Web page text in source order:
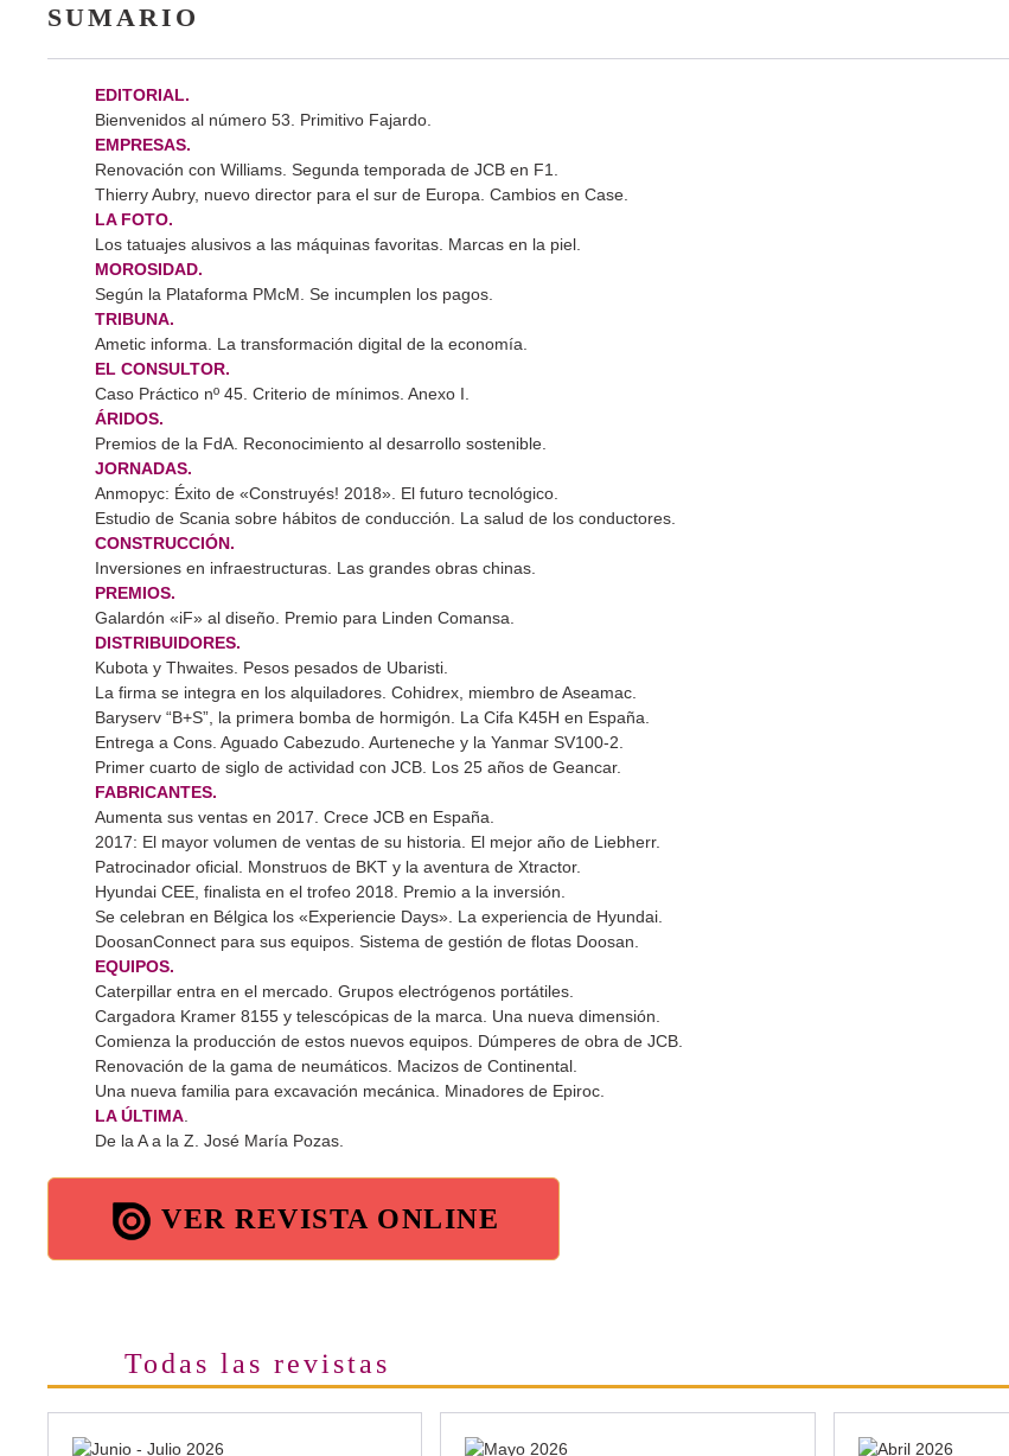
SUMARIO
EDITORIAL.
Bienvenidos al número 53. Primitivo Fajardo.
EMPRESAS.
Renovación con Williams. Segunda temporada de JCB en F1.
Thierry Aubry, nuevo director para el sur de Europa. Cambios en Case.
LA FOTO.
Los tatuajes alusivos a las máquinas favoritas. Marcas en la piel.
MOROSIDAD.
Según la Plataforma PMcM. Se incumplen los pagos.
TRIBUNA.
Ametic informa. La transformación digital de la economía.
EL CONSULTOR.
Caso Práctico nº 45. Criterio de mínimos. Anexo I.
ÁRIDOS.
Premios de la FdA. Reconocimiento al desarrollo sostenible.
JORNADAS.
Anmopyc: Éxito de «Construyés! 2018». El futuro tecnológico.
Estudio de Scania sobre hábitos de conducción. La salud de los conductores.
CONSTRUCCIÓN.
Inversiones en infraestructuras. Las grandes obras chinas.
PREMIOS.
Galardón «iF» al diseño. Premio para Linden Comansa.
DISTRIBUIDORES.
Kubota y Thwaites. Pesos pesados de Ubaristi.
La firma se integra en los alquiladores. Cohidrex, miembro de Aseamac.
Baryserv “B+S”, la primera bomba de hormigón. La Cifa K45H en España.
Entrega a Cons. Aguado Cabezudo. Aurteneche y la Yanmar SV100-2.
Primer cuarto de siglo de actividad con JCB. Los 25 años de Geancar.
FABRICANTES.
Aumenta sus ventas en 2017. Crece JCB en España.
2017: El mayor volumen de ventas de su historia. El mejor año de Liebherr.
Patrocinador oficial. Monstruos de BKT y la aventura de Xtractor.
Hyundai CEE, finalista en el trofeo 2018. Premio a la inversión.
Se celebran en Bélgica los «Experiencie Days». La experiencia de Hyundai.
DoosanConnect para sus equipos. Sistema de gestión de flotas Doosan.
EQUIPOS.
Caterpillar entra en el mercado. Grupos electrógenos portátiles.
Cargadora Kramer 8155 y telescópicas de la marca. Una nueva dimensión.
Comienza la producción de estos nuevos equipos. Dúmperes de obra de JCB.
Renovación de la gama de neumáticos. Macizos de Continental.
Una nueva familia para excavación mecánica. Minadores de Epiroc.
LA ÚLTIMA
De la A a la Z. José María Pozas.
VER REVISTA ONLINE
Todas las revistas